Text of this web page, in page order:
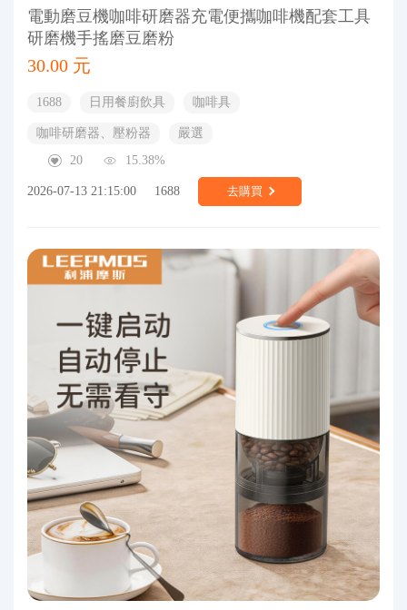
電動磨豆機咖啡研磨器充電便攜咖啡機配套工具
研磨機手搖磨豆磨粉
30.00 元
1688 日用餐廚飲具 咖啡具
咖啡研磨器、壓粉器
嚴選
20
15.38%
2026-07-13 21:15:00 1688 去購買